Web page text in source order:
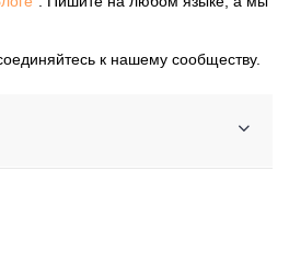
к нашему сообществу.